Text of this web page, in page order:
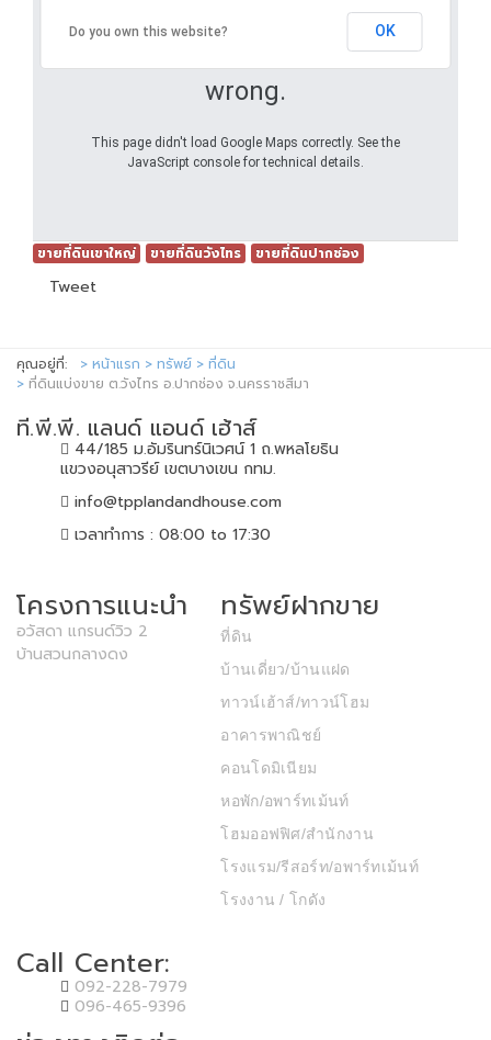
Oops! Something went
wrong.
This page didn't load Google Maps correctly. See the
JavaScript console for technical details.
Do you own this website? OK
ขายที่ดินเขาใหญ่ ขายที่ดินวังไทร ขายที่ดินปากช่อง
Tweet
คุณอยู่ที่: หน้าแรก ทรัพย์
ที่ดิน
ที่ดินแบ่งขาย ต.วังไทร อ.ปากช่อง จ.นครราชสีมา
ที.พี.พี. แลนด์ แอนด์ เฮ้าส์
44/185 ม.อัมรินทร์นิเวศน์ 1 ถ.พหลโยธิน
แขวงอนุสาวรีย์ เขตบางเขน กทม.
info@tpplandandhouse.com
เวลาทำการ : 08:00 to 17:30
โครงการแนะนำ
อวัสดา แกรนด์วิว 2
บ้านสวนกลางดง
ทรัพย์ฝากขาย
ที่ดิน
บ้านเดี่ยว/บ้านแฝด
ทาวน์เฮ้าส์/ทาวน์โฮม
อาคารพาณิชย์
คอนโดมิเนียม
หอพัก/อพาร์ทเม้นท์
โฮมออฟฟิศ/สำนักงาน
โรงแรม/รีสอร์ท/อพาร์ทเม้นท์
โรงงาน / โกดัง
Call Center:
092-228-7979
096-465-9396